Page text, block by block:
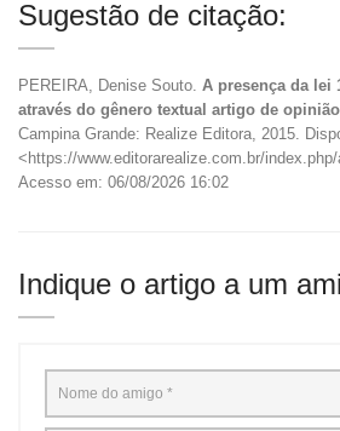
Sugestão de citação:
PEREIRA, Denise Souto. A presença da lei
através do gênero textual artigo de opinião
Campina Grande: Realize Editora, 2015.
<https://www.editorarealize.com.br/
Acesso em: 06/08/2026 16:02
Indique o artigo a um